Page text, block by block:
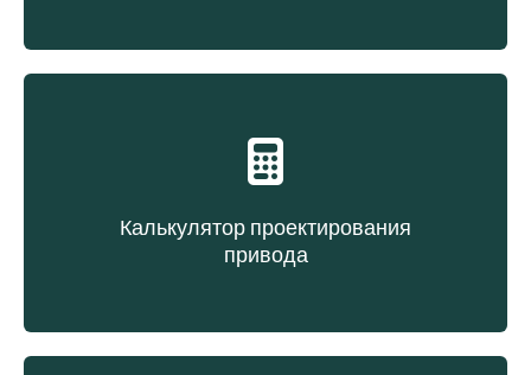
Калькулятор проектирования
привода